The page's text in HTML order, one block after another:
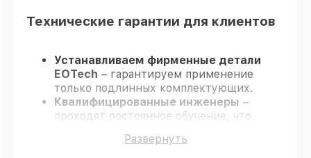
Технические гарантии для клиентов
Устанавливаем фирменные детали
EOTech – гарантируем применение
только подлинных комплектующих.
Квалифицированные инженеры –
проходят постоянное обучение, что
профессионализма.
Развернуть